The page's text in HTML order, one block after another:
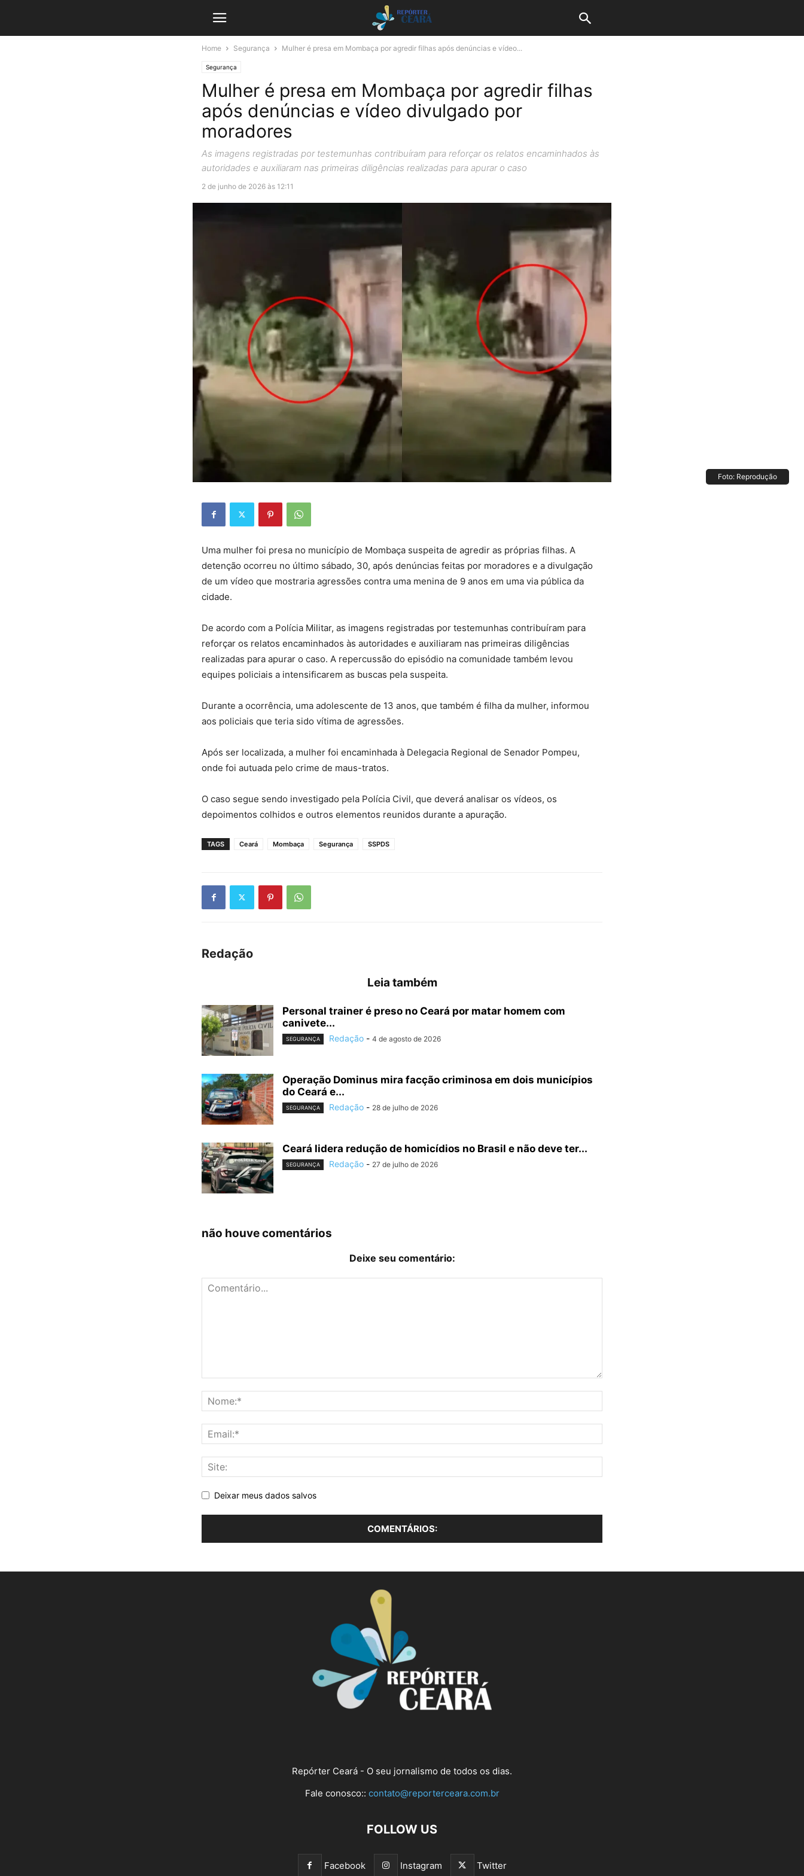
Home Segurança Mulher é presa em Mombaça por agredir filhas após denúncias e vídeo...
Segurança
Mulher é presa em Mombaça por agredir filhas
após denúncias e vídeo divulgado por
moradores
As imagens registradas por testemunhas contribuíram para reforçar os relatos encaminhados às
autoridades e auxiliaram nas primeiras diligências realizadas para apurar o caso
2 de junho de 2026 às 12:11
Foto: Reprodução
Uma mulher foi presa no município de Mombaça suspeita de agredir as próprias filhas. A
detenção ocorreu no último sábado, 30, após denúncias feitas por moradores e a divulgação
de um vídeo que mostraria agressões contra uma menina de 9 anos em uma via pública da
cidade.
De acordo com a Polícia Militar, as imagens registradas por testemunhas contribuíram para
reforçar os relatos encaminhados às autoridades e auxiliaram nas primeiras diligências
realizadas para apurar o caso. A repercussão do episódio na comunidade também levou
equipes policiais a intensificarem as buscas pela suspeita.
Durante a ocorrência, uma adolescente de 13 anos, que também é filha da mulher, informou
aos policiais que teria sido vítima de agressões.
Após ser localizada, a mulher foi encaminhada à Delegacia Regional de Senador Pompeu,
onde foi autuada pelo crime de maus-tratos.
O caso segue sendo investigado pela Polícia Civil, que deverá analisar os vídeos, os
depoimentos colhidos e outros elementos reunidos durante a apuração.
TAGS Ceará Mombaça Segurança SSPDS
Redação
Leia também
Personal trainer é preso no Ceará por matar homem com
canivete...
SEGURANÇA Redação - 4 de agosto de 2026
Operação Dominus mira facção criminosa em dois municípios
do Ceará e...
SEGURANÇA Redação - 28 de julho de 2026
Ceará lidera redução de homicídios no Brasil e não deve ter...
SEGURANÇA Redação - 27 de julho de 2026
não houve comentários
Deixe seu comentário:
Deixar meus dados salvos
Repórter Ceará - O seu jornalismo de todos os dias.
Fale conosco:: contato@reporterceara.com.br
FOLLOW US
Facebook Instagram Twitter